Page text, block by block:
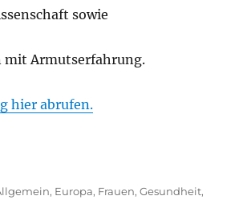
sowie
mit Armutserfahrung.
hier abrufen.
Gipfel gegen Ungleichheit …
, Europa, Frauen,Gesundheit,